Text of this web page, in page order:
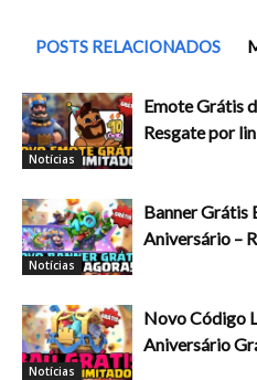
POSTS RELACIONADOS
Notícias
Emote Grátis
Resgate por
Notícias
Banner Grátis
Aniversário –
Notícias
Novo Código
Aniversário